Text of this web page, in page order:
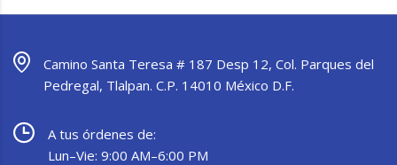
Camino Santa Teresa # 187 Desp 12, Col. Parques del
Pedregal, Tlalpan. C.P. 14010 México D.F.
A tus órdenes de:
Lun–Vie: 9:00 AM–6:00 PM